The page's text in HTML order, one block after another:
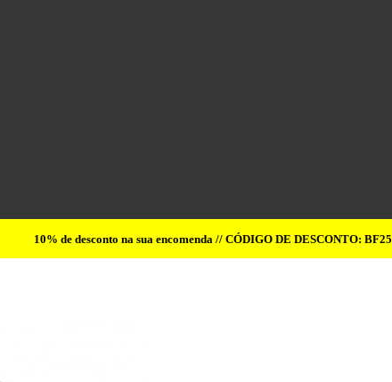
10% de desconto na sua encomenda // CÓDIGO DE DESCONTO: BF25